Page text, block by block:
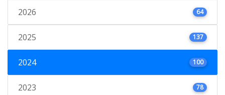
2026 64
2025 137
2024 100
2023 78